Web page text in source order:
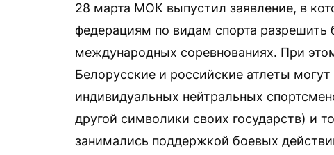
28 марта МОК выпустил заявление, в
федерациям по видам спорта разрешить
международных соревнованиях. При
Белорусские и российские атлеты могут
индивидуальных нейтральных
другой символики своих государств) и
занимались поддержкой боевых